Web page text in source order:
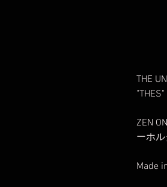
THE
ZEN
ーホ
Made